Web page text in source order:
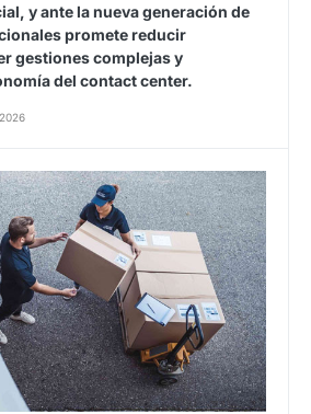
y ante la nueva generación de
promete reducir
gestiones complejas y
del contact center.